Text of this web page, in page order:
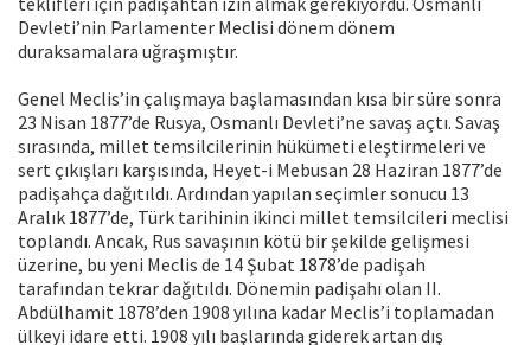
Devleti’nin Parlamenter Meclisi dönem dönem
duraksamalara uğraşmıştır.
Genel Meclis’in çalışmaya başlamasından kısa bir süre sonra
23 Nisan 1877’de Rusya, Osmanlı Devleti’ne savaş açtı. Savaş
sırasında, millet temsilcilerinin hükümeti eleştirmeleri ve
sert çıkışları karşısında, Heyet-i Mebusan 28 Haziran 1877’de
padişahça dağıtıldı. Ardından yapılan seçimler sonucu 13
Aralık 1877’de, Türk tarihinin ikinci millet temsilcileri meclisi
toplandı. Ancak, Rus savaşının kötü bir şekilde gelişmesi
üzerine, bu yeni Meclis de 14 Şubat 1878’de padişah
tarafından tekrar dağıtıldı. Dönemin padişahı olan II.
Abdülhamit 1878’den 1908 yılına kadar Meclis’i toplamadan
ülkeyi idare etti. 1908 yılı başlarında giderek artan dış